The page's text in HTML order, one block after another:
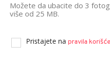
Možete da ubacite do 3
više od 25 MB.
Pristajete na pravila